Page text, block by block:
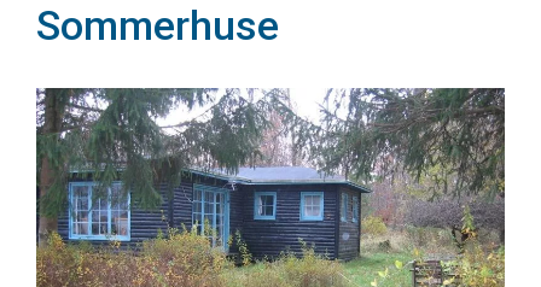
Sommerhuse